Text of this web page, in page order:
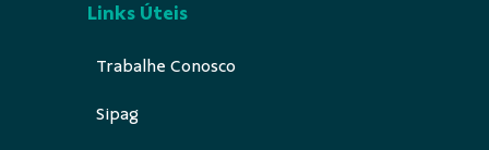
Links Úteis
Trabalhe Conosco
Sipag